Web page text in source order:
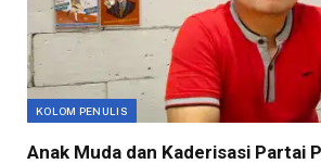
KOLOM PENULIS
Anak Muda dan Kaderisasi Partai